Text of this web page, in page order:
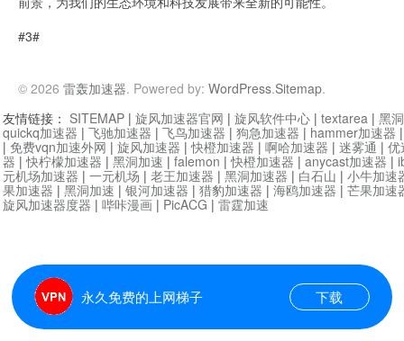
#3#
© 2026 雷轰加速器. Powered by: WordPress.Sitemap.
永久免费的上网梯子 下载
友情链接： SITEMAP | 旋风加速器官网 | 旋风软件中心 | textarea | 黑
quickq加速器 | 飞驰加速器 | 飞鸟加速器 | 狗急加速器 | hammer加速器
| 免费vqn加速外网 | 旋风加速器 |快橙加速器 | 啊哈加速器 | 迷雾通 | 优
器 |快柠檬加速器 | 黑洞加速 | falemon |快橙加速器 | anycast加速器 |
元机场加速器 | 一元机场 | 老王加速器 | 黑洞加速器 | 白石山 | 小牛加速
果加速器 | 黑洞加速 | 银河加速器 | 猎豹加速器 | 海鸥加速器 | 芒果加速
旋风加速器度器 | 哔咔漫画 | PicACG | 雷霆加速